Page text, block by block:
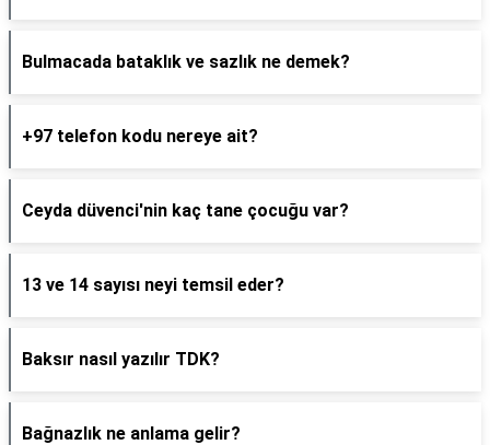
Bulmacada bataklık ve sazlık ne demek?
+97 telefon kodu nereye ait?
Ceyda düvenci'nin kaç tane çocuğu var?
13 ve 14 sayısı neyi temsil eder?
Baksır nasıl yazılır TDK?
Bağnazlık ne anlama gelir?